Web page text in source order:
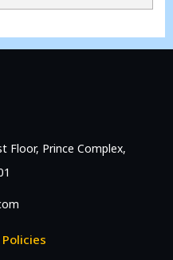
Floor, Prince Complex,
Policies